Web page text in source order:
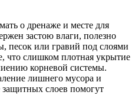
о дренажe и месте для
застою влаги, полезно
песок или гравий под слоями
что слишком плотная укрытие
корневой системы.
лишнего мусора и
защитных слоев помогут